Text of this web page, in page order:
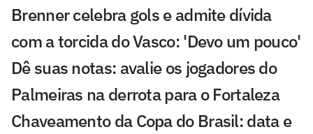
Brenner celebra gols e admite dívida
com a torcida do Vasco: 'Devo um pouco'
Dê suas notas: avalie os jogadores do
Palmeiras na derrota para o Fortaleza
Chaveamento da Copa do Brasil: data e